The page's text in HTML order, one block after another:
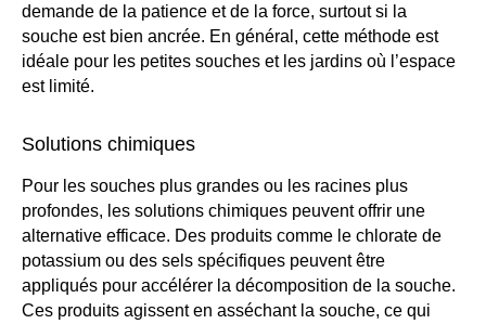
demande de la patience et de la force, surtout si la
souche est bien ancrée. En général, cette méthode est
idéale pour les petites souches et les jardins où l’espace
est limité.
Solutions chimiques
Pour les souches plus grandes ou les racines plus
profondes, les solutions chimiques peuvent offrir une
alternative efficace. Des produits comme le chlorate de
potassium ou des sels spécifiques peuvent être
appliqués pour accélérer la décomposition de la souche.
Ces produits agissent en asséchant la souche, ce qui